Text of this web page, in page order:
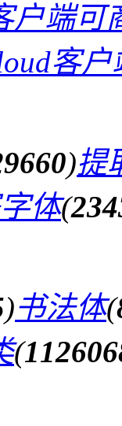
户端可
客
)提
体(
)书法体(
(